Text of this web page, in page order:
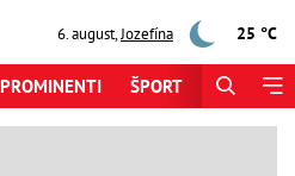
6. august,Jozefína 25 °C
PROMINENTI ŠPORT